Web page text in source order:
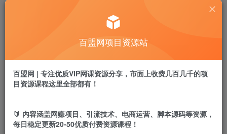
此内容为付费阅读，请付费后查看
盟币9.9
年卡会员 免费
您当前未登录！建议登陆后购买，可保存购买订单
百盟网项目资源站
百盟网 | 专注优质VIP网课资源分享，市面上收费几百几千的项
目资源课程这里全部都有！
🔰 内容涵盖网赚项目、引流技术、电商运营、脚本源码等资源，
每日稳定更新20-50优质付费资源课程！